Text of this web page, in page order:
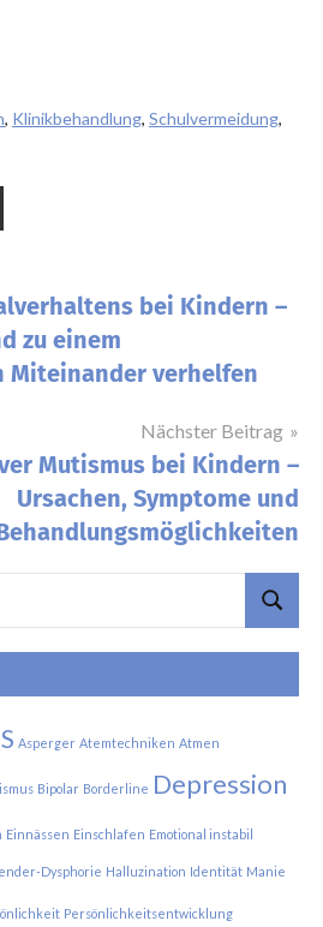
, Klinikbehandlung, Schulvermeidung,
bei Kindern –
zu einem
Miteinander verhelfen
Nächster Beitrag
Mutismus bei Kindern –
Ursachen, Symptome und
Suchen
Asperger Atemtechniken Atmen
Bipolar Borderline Depression
Einnässen Einschlafen Emotional instabil
Dysphorie Halluzination Identität Manie
Persönlichkeitsentwicklung